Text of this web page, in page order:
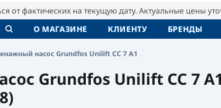
от фактических на текущую дату. Актуальные цены
О МАГАЗИНЕ КЛИЕНТУ БРЕНДЫ
насос Grundfos Unilift СC 7 A1
Grundfos Unilift СС 7 A1